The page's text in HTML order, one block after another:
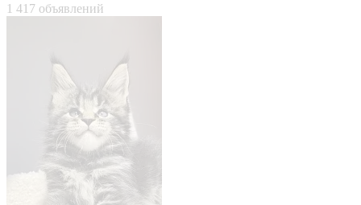
1 417 объявлений